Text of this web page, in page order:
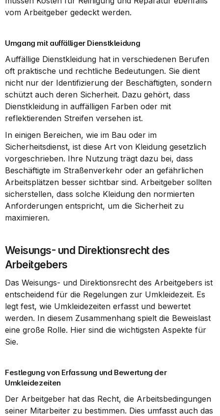
vom Arbeitgeber gedeckt werden.
Umgang mit auffälliger Dienstkleidung
Auffällige Dienstkleidung hat in verschiedenen Berufen
oft praktische und rechtliche Bedeutungen. Sie dient
nicht nur der Identifizierung der Beschäftigten, sondern
schützt auch deren Sicherheit. Dazu gehört, dass
Dienstkleidung in auffälligen Farben oder mit
reflektierenden Streifen versehen ist.
In einigen Bereichen, wie im Bau oder im
Sicherheitsdienst, ist diese Art von Kleidung gesetzlich
vorgeschrieben. Ihre Nutzung trägt dazu bei, dass
Beschäftigte im Straßenverkehr oder an gefährlichen
Arbeitsplätzen besser sichtbar sind. Arbeitgeber sollten
sicherstellen, dass solche Kleidung den normierten
Anforderungen entspricht, um die Sicherheit zu
maximieren.
Weisungs- und Direktionsrecht des
Arbeitgebers
Das Weisungs- und Direktionsrecht des Arbeitgebers ist
entscheidend für die Regelungen zur Umkleidezeit. Es
legt fest, wie Umkleidezeiten erfasst und bewertet
werden. In diesem Zusammenhang spielt die Beweislast
eine große Rolle. Hier sind die wichtigsten Aspekte für
Sie.
Festlegung von Erfassung und Bewertung der
Umkleidezeiten
Der Arbeitgeber hat das Recht, die Arbeitsbedingungen
seiner Mitarbeiter zu bestimmen. Dies umfasst auch das